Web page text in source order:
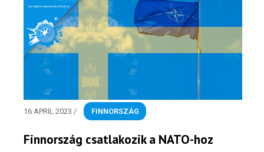
Világkörüli
ízutazás
Külföldre
Költözünk!
Kaland -
kockázat
Utazási
16 APRIL 2023 / FINNORSZÁG
Finnország csatlakozik a NATO-hoz